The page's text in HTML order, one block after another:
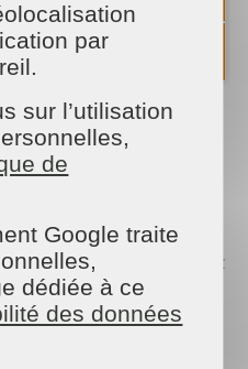
la rentrée
intense : reprise
rythme scolaire…
pendant l’été
bases dès le mois
c’est aussi
et améliorer son
qualifiés s’adaptent
afin de vous
et de qualité.
à vos besoins
par
sur l’utilisation
de
Google traite
dédiée à ce
des données